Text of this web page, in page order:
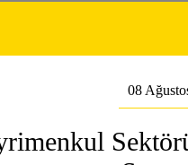
08